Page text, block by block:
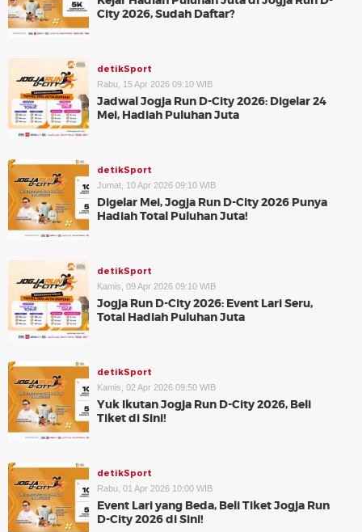
City 2026, Sudah Daftar?
detikSport
Rabu, 15 Apr 2026 09:10 WIB
Jadwal Jogja Run D-City 2026: Digelar 24
Mei, Hadiah Puluhan Juta
detikSport
Jumat, 10 Apr 2026 09:10 WIB
Digelar Mei, Jogja Run D-City 2026 Punya
Hadiah Total Puluhan Juta!
detikSport
Kamis, 09 Apr 2026 09:10 WIB
Jogja Run D-City 2026: Event Lari Seru,
Total Hadiah Puluhan Juta
detikSport
Kamis, 02 Apr 2026 09:50 WIB
Yuk Ikutan Jogja Run D-City 2026, Beli
Tiket di Sini!
detikSport
Rabu, 01 Apr 2026 10:00 WIB
Event Lari yang Beda, Beli Tiket Jogja Run
D-City 2026 di Sini!